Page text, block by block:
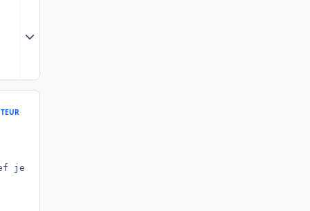
Expand topic overview
je suis preneur d' un max d'infos